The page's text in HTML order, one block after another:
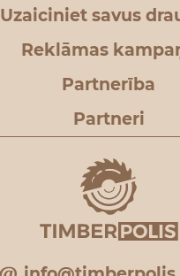
Uzaiciniet savus
Reklāmas
Partnerība
Partneri